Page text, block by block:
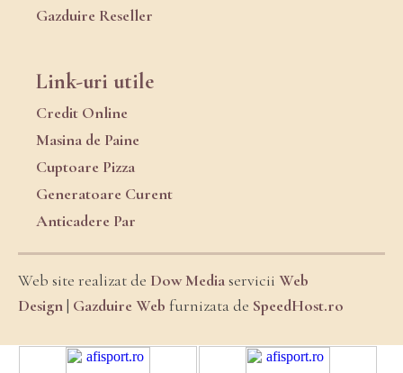
Gazduire Reseller
Link-uri utile
Credit Online
Masina de Paine
Cuptoare Pizza
Generatoare Curent
Anticadere Par
Web site realizat de Dow Mediaservicii Web
Design| Gazduire Web furnizata de SpeedHost.ro